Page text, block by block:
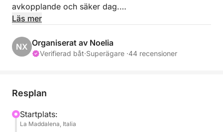
avkopplande och säker dag.
Båten är utrustad med:
- Sötvattendusch
- All säkerhetsutrustning
utombordsmotor, perfekt för dem utan båtkörkort.
Njut av en dag med avkoppling och nöje på den
Läs mer
NX Organiserat av Noelia
Verifierad båt·Superägare ·44 recensioner
Resplan
Startplats:
La Maddalena, Italia